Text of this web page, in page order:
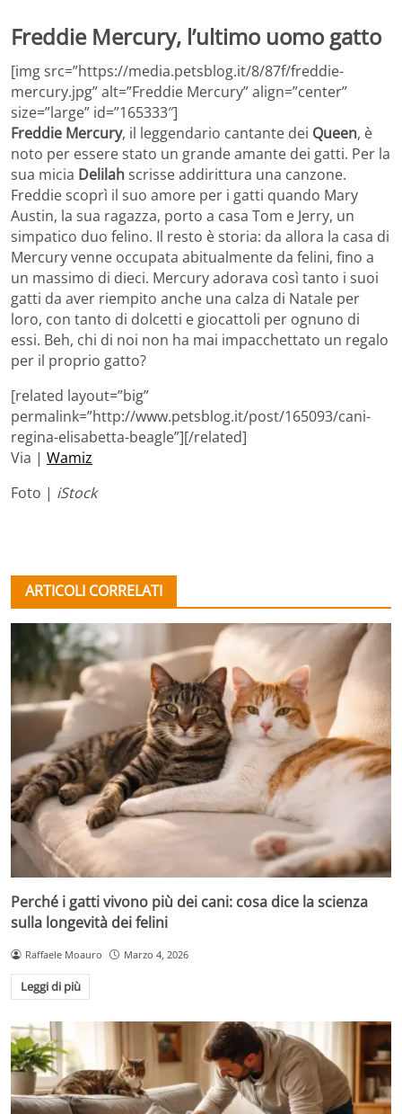
Freddie Mercury, l’ultimo uomo gatto
[img src=”https://media.petsblog.it/8/87f/freddie-
mercury.jpg” alt=”Freddie Mercury” align=”center”
size=”large” id=”165333″]
Freddie Mercury, il leggendario cantante dei Queen, è
noto per essere stato un grande amante dei gatti. Per la
sua micia Delilahscrisse addirittura una canzone.
Freddie scoprì il suo amore per i gatti quando Mary
Austin, la sua ragazza, porto a casa Tom e Jerry, un
simpatico duo felino. Il resto è storia: da allora la casa di
Mercury venne occupata abitualmente da felini, fino a
un massimo di dieci. Mercury adorava così tanto i suoi
gatti da aver riempito anche una calza di Natale per
loro, con tanto di dolcetti e giocattoli per ognuno di
essi. Beh, chi di noi non ha mai impacchettato un regalo
per il proprio gatto?
[related layout=”big”
permalink=”http://www.petsblog.it/post/165093/cani-
regina-elisabetta-beagle”][/related]
Via | Wamiz
Foto | iStock
ARTICOLI CORRELATI
Perché i gatti vivono più dei cani: cosa dice la scienza
sulla longevità dei felini
Raffaele Moauro Marzo 4, 2026
Leggi di più